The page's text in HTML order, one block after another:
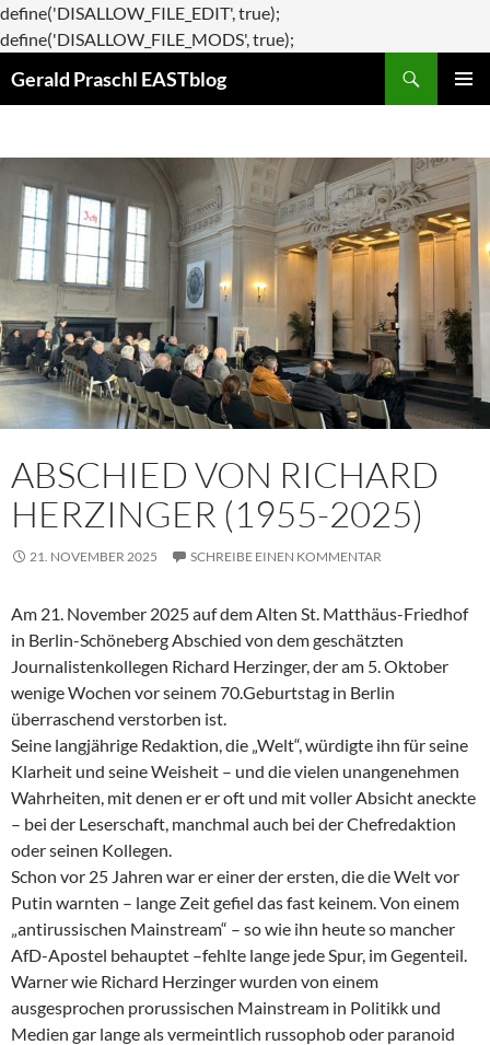
define('DISALLOW_FILE_EDIT', true);
define('DISALLOW_FILE_MODS', true);
Gerald Praschl EASTblog
ABSCHIED VON RICHARD
HERZINGER (1955-2025)
21. NOVEMBER 2025 SCHREIBE EINEN KOMMENTAR
Am 21. November 2025 auf dem Alten St. Matthäus-Friedhof
in Berlin-Schöneberg Abschied von dem geschätzten
Journalistenkollegen Richard Herzinger, der am 5. Oktober
wenige Wochen vor seinem 70.Geburtstag in Berlin
überraschend verstorben ist.
Seine langjährige Redaktion, die „Welt“, würdigte ihn für seine
Klarheit und seine Weisheit – und die vielen unangenehmen
Wahrheiten, mit denen er er oft und mit voller Absicht aneckte
– bei der Leserschaft, manchmal auch bei der Chefredaktion
oder seinen Kollegen.
Schon vor 25 Jahren war er einer der ersten, die die Welt vor
Putin warnten – lange Zeit gefiel das fast keinem. Von einem
„antirussischen Mainstream“ – so wie ihn heute so mancher
AfD-Apostel behauptet –fehlte lange jede Spur, im Gegenteil.
Warner wie Richard Herzinger wurden von einem
ausgesprochen prorussischen Mainstream in Politikk und
Medien gar lange als vermeintlich russophob oder paranoid